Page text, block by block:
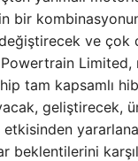
bir
ve
tam kapsamlı
geliştirecek,
etkisinden
beklentilerini